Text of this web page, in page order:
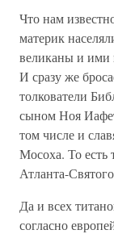
Что нам
материк
великаны и ими
И сразу же
толкователи
сыном Ноя
том числе и
Мосоха. То есть
Атланта-
Да и всех
согласно